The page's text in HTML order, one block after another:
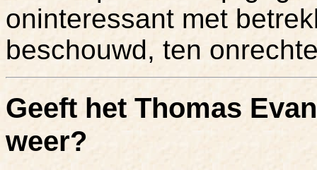
oninteressant met
beschouwd, ten
Geeft het Thomas
weer?